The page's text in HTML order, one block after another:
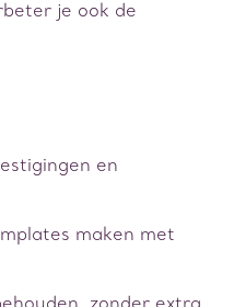
je ook de
en
maken met